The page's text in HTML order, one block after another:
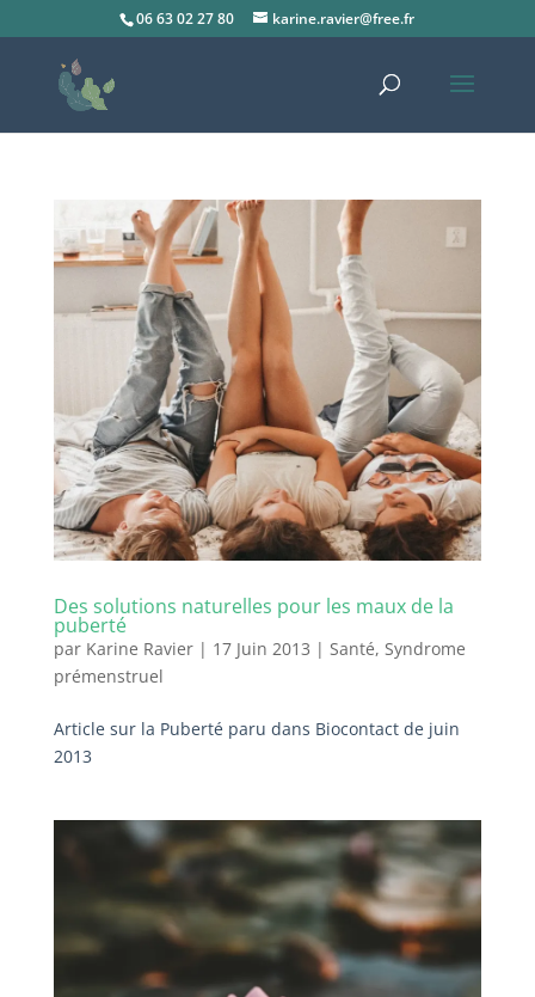
06 63 02 27 80 karine.ravier@free.fr
Des solutions naturelles pour les maux de la
puberté
par Karine Ravier| 17 Juin 2013 | Santé, Syndrome
prémenstruel
Article sur la Puberté paru dans Biocontact de juin
2013